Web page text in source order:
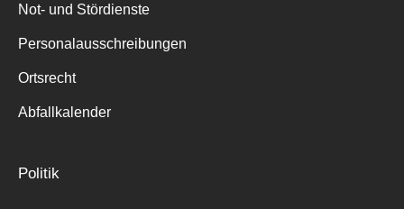
Not- und Stördienste
Personalausschreibungen
Ortsrecht
Abfallkalender
Politik